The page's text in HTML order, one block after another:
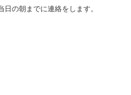
の朝までに連絡をします。